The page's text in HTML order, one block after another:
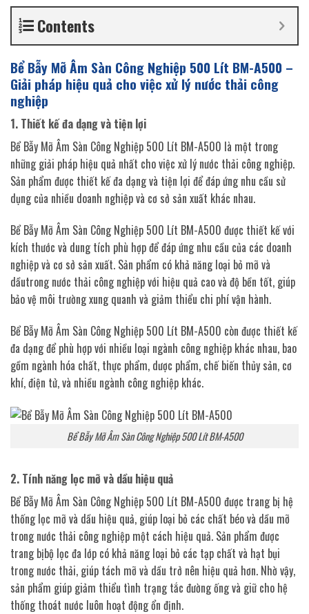
Contents
Bể Bẫy Mỡ Âm Sàn Công Nghiệp 500 Lít BM-A500 –
Giải pháp hiệu quả cho việc xử lý nước thải công
nghiệp
1. Thiết kế đa dạng và tiện lợi
Bể Bẫy Mỡ Âm Sàn Công Nghiệp 500 Lít BM-A500 là một trong
những giải pháp hiệu quả nhất cho việc xử lý nước thải công nghiệp.
Sản phẩm được thiết kế đa dạng và tiện lợi để đáp ứng nhu cầu sử
dụng của nhiều doanh nghiệp và cơ sở sản xuất khác nhau.
Bể Bẫy Mỡ Âm Sàn Công Nghiệp 500 Lít BM-A500 được thiết kế với
kích thước và dung tích phù hợp để đáp ứng nhu cầu của các doanh
nghiệp và cơ sở sản xuất. Sản phẩm có khả năng loại bỏ mỡ và
dầutrong nước thải công nghiệp với hiệu quả cao và độ bền tốt, giúp
bảo vệ môi trường xung quanh và giảm thiểu chi phí vận hành.
Bể Bẫy Mỡ Âm Sàn Công Nghiệp 500 Lít BM-A500 còn được thiết kế
đa dạng để phù hợp với nhiều loại ngành công nghiệp khác nhau, bao
gồm ngành hóa chất, thực phẩm, dược phẩm, chế biến thủy sản, cơ
khí, điện tử, và nhiều ngành công nghiệp khác.
Bể Bẫy Mỡ Âm Sàn Công Nghiệp 500 Lít BM-A500
2. Tính năng lọc mỡ và dầu hiệu quả
Bể Bẫy Mỡ Âm Sàn Công Nghiệp 500 Lít BM-A500 được trang bị hệ
thống lọc mỡ và dầu hiệu quả, giúp loại bỏ các chất béo và dầu mỡ
trong nước thải công nghiệp một cách hiệu quả. Sản phẩm được
trang bịbộ lọc đa lớp có khả năng loại bỏ các tạp chất và hạt bụi
trong nước thải, giúp tách mỡ và dầu trở nên hiệu quả hơn. Nhờ vậy,
sản phẩm giúp giảm thiểu tình trạng tắc đường ống và giữ cho hệ
thống thoát nước luôn hoạt động ổn định.